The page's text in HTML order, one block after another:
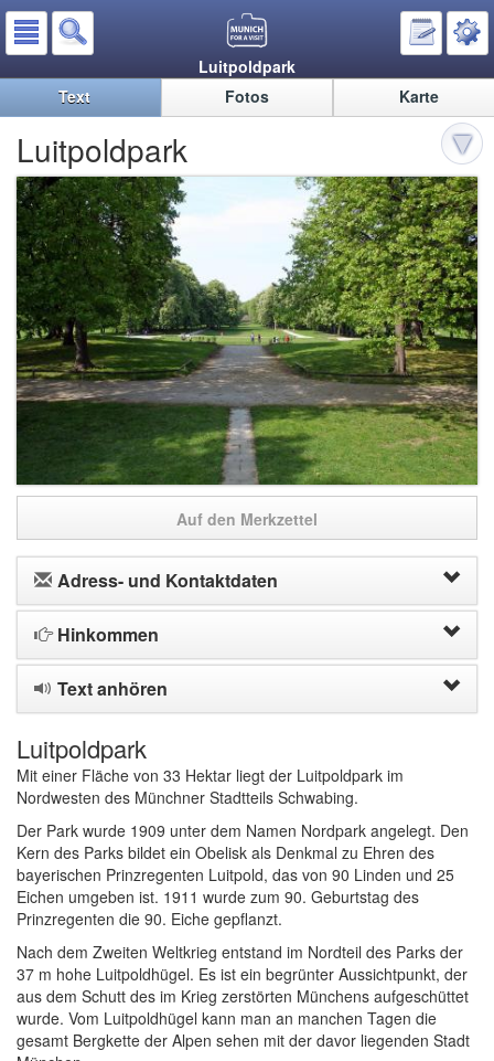
Luitpoldpark
Text
Fotos Karte
Luitpoldpark
Auf den Merkzettel
Adress- und Kontaktdaten
Hinkommen
Text anhören
Luitpoldpark
Mit einer Fläche von 33 Hektar liegt der Luitpoldpark im
Nordwesten des Münchner Stadtteils Schwabing.
Der Park wurde 1909 unter dem Namen Nordpark angelegt. Den
Kern des Parks bildet ein Obelisk als Denkmal zu Ehren des
bayerischen Prinzregenten Luitpold, das von 90 Linden und 25
Eichen umgeben ist. 1911 wurde zum 90. Geburtstag des
Prinzregenten die 90. Eiche gepflanzt.
Nach dem Zweiten Weltkrieg entstand im Nordteil des Parks der
37 m hohe Luitpoldhügel. Es ist ein begrünter Aussichtpunkt, der
aus dem Schutt des im Krieg zerstörten Münchens aufgeschüttet
wurde. Vom Luitpoldhügel kann man an manchen Tagen die
gesamt Bergkette der Alpen sehen mit der davor liegenden Stadt